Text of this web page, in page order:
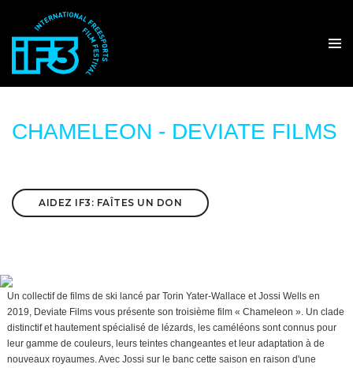
CHAMELEON - DEVIATE FILMS
AIDEZ IF3: FAÎTES UN DON
Un collectif de films de ski lancé par Torin Yater-Wallace et Jossi Wells en
2019, Deviate Films vous présente son troisième film « Chameleon ». Un clade
distinctif et hautement spécialisé de lézards, les caméléons sont connus pour
leur gamme de couleurs, leurs teintes changeantes et leur adaptation à de
nouveaux royaumes. Avec Jossi sur le banc cette saison en raison d'une